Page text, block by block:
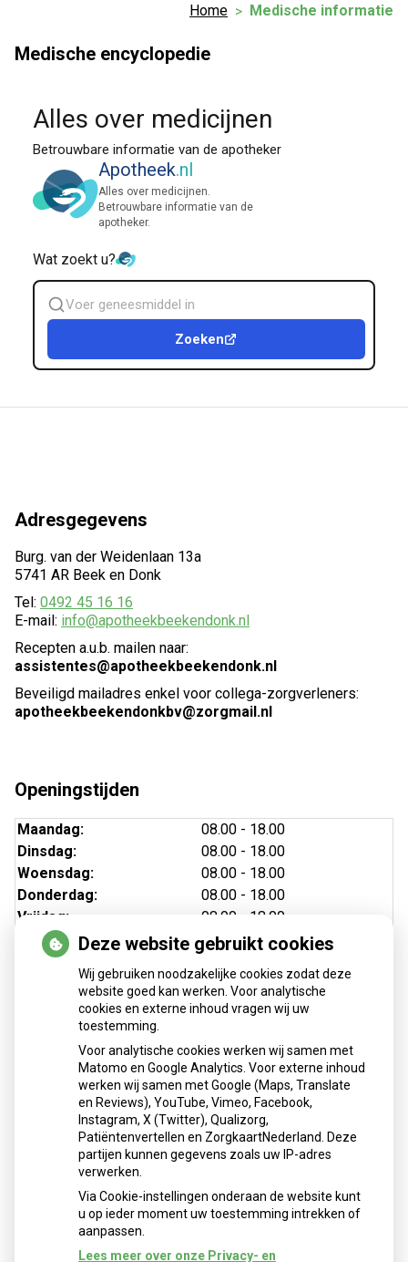
Home Medische informatie
Medische encyclopedie
Alles over medicijnen
Betrouwbare informatie van de apotheker
Apotheek.nl
Alles over medicijnen.
Betrouwbare informatie van de
apotheker.
Wat zoekt u?
Zoek
geneesmiddel
Zoeken
Adresgegevens
Burg. van der Weidenlaan 13a
5741 AR Beek en Donk
Tel: 0492 45 16 16
E-mail: info@apotheekbeekendonk.nl
Recepten a.u.b. mailen naar:
assistentes@apotheekbeekendonk.nl
Beveiligd mailadres enkel voor collega-zorgverleners:
apotheekbeekendonkbv@zorgmail.nl
Openingstijden
Maandag:
08.00 - 18.00
Dinsdag:
08.00 - 18.00
Woensdag:
08.00 - 18.00
Donderdag:
08.00 - 18.00
Vrijdag:
08.00 - 18.00
Herhaalrecepten aanvragen
Patiëntenomgeving
Deze website gebruikt cookies
Wij gebruiken noodzakelijke cookies zodat deze
website goed kan werken. Voor analytische
cookies en externe inhoud vragen wij uw
toestemming.
Voor analytische cookies werken wij samen met
Matomo en Google Analytics. Voor externe inhoud
werken wij samen met Google (Maps, Translate
en Reviews), YouTube, Vimeo, Facebook,
Instagram, X (Twitter), Qualizorg,
Patiëntenvertellen en ZorgkaartNederland. Deze
partijen kunnen gegevens zoals uw IP-adres
verwerken.
Via Cookie-instellingen onderaan de website kunt
u op ieder moment uw toestemming intrekken of
aanpassen.
Lees meer over onze Privacy- en